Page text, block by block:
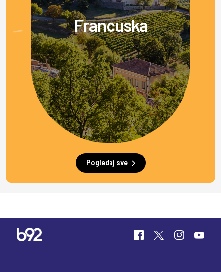
Francuska
Pogledaj sve